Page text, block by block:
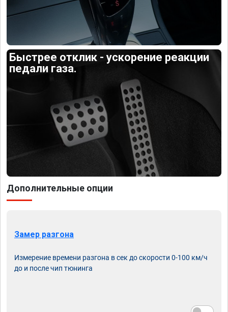
Быстрее отклик - ускорение реакции
педали газа.
Дополнительные опции
Замер разгона
Измерение времени разгона в сек до скорости 0-100 км/ч
до и после чип тюнинга